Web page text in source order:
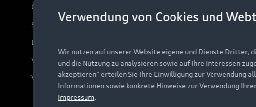
Online-Terminvereinbarung
Servicekontakt
Bordbuch & Bedienungsanleitungen
Verträge kündigen
Vertrag widerrufen
Verwendung von Cookies und
Wir nutzen auf unserer Website eigene und Dienste Dritter,
und die Nutzung zu analysieren sowie auf Ihre Interessen
akzeptieren" erteilen Sie Ihre Einwilligung zur Verwendung
Informationen sowie konkrete Hinweise zur Verwendung
Impressum.